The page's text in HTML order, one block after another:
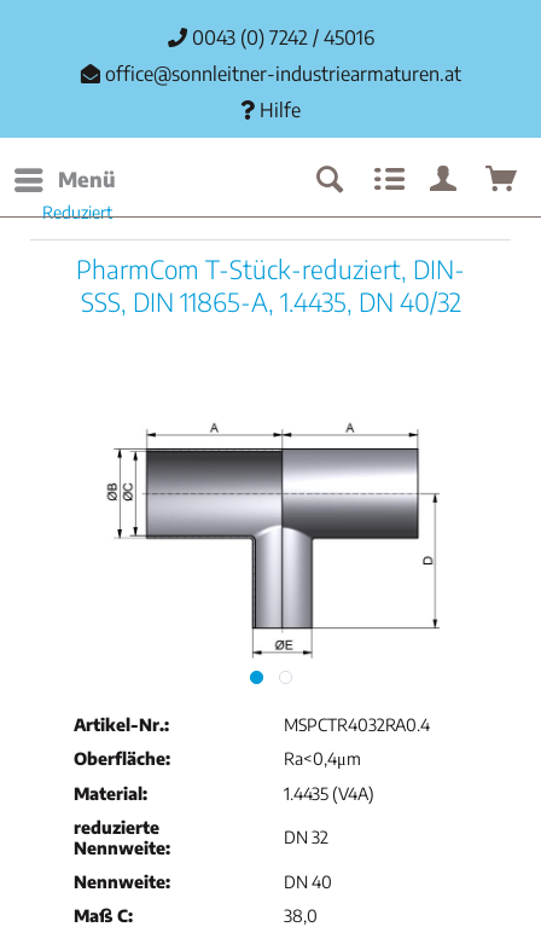
0043 (0) 7242 / 45016
office@sonnleitner-industriearmaturen.at
Hilfe
Menü
Reduziert
PharmCom T-Stück-reduziert, DIN-
SSS, DIN 11865-A, 1.4435, DN 40/32
Artikel-Nr.:
MSPCTR4032RA0.4
Oberfläche:
Ra<0,4μm
Material:
1.4435 (V4A)
reduzierte
Nennweite:
DN 32
Nennweite:
DN 40
Maß C:
38,0